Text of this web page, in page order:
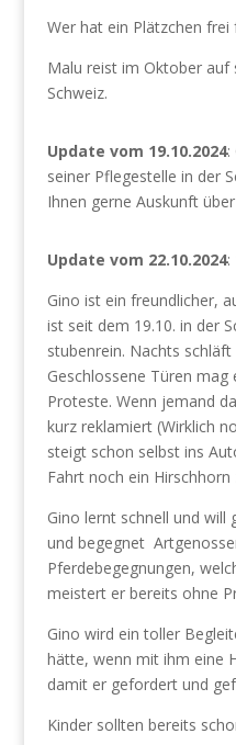
Wer hat ein Plätzchen frei
Malu reist im Oktober auf
Schweiz.
Update vom 19.10.2024:
seiner Pflegestelle in der
Ihnen gerne Auskunft
Update vom 22.10.2024:
Gino ist ein freundlicher,
ist seit dem 19.10. in der
stubenrein. Nachts
Geschlossene Türen
Proteste. Wenn jemand
kurz reklamiert (Wirklich
steigt schon selbst ins
Fahrt noch ein
Gino lernt schnell und will
und begegnet
Pferdebegegnungen,
meistert er bereits ohne
Gino wird ein toller
hätte, wenn mit ihm eine
damit er gefordert und
Kinder sollten bereits